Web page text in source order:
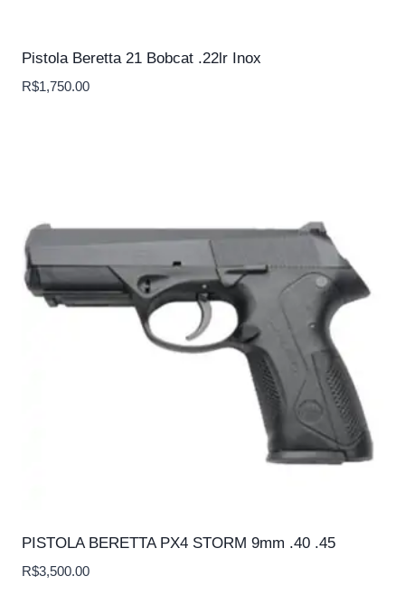
Pistola Beretta 21 Bobcat .22lr Inox
R$1,750.00
PISTOLA BERETTA PX4 STORM 9mm .40 .45
R$3,500.00